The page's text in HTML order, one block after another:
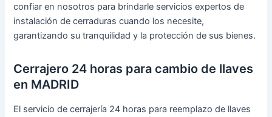
confiar en nosotros para brindarle servicios expertos de
instalación de cerraduras cuando los necesite,
garantizando su tranquilidad y la protección de sus bienes.
Cerrajero 24 horas para cambio de llaves
en MADRID
El servicio de cerrajería 24 horas para reemplazo de llaves